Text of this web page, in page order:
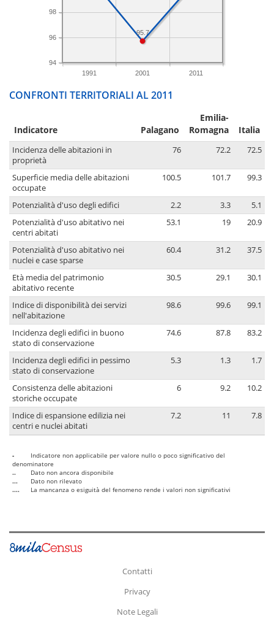
1991 2001 2011
94
96
98
95.7
CONFRONTI TERRITORIALI AL 2011
Indicatore Palagano
Emilia-
Romagna
Italia
Incidenza delle abitazioni in
proprietà
76 72.2 72.5
Superficie media delle abitazioni
occupate
100.5 101.7 99.3
Potenzialità d'uso degli edifici 2.2 3.3
5.1
Potenzialità d'uso abitativo nei
centri abitati
53.1 19 20.9
Potenzialità d'uso abitativo nei
nuclei e case sparse
60.4 31.2 37.5
Età media del patrimonio
abitativo recente
30.5 29.1 30.1
Indice di disponibilità dei servizi
nell'abitazione
98.6 99.6 99.1
Incidenza degli edifici in buono
stato di conservazione
74.6 87.8 83.2
Incidenza degli edifici in pessimo
stato di conservazione
5.3 1.3 1.7
Consistenza delle abitazioni
storiche occupate
6 9.2 10.2
Indice di espansione edilizia nei
centri e nuclei abitati
7.2 11 7.8
-
Indicatore non applicabile per valore nullo o poco significativo del
denominatore
..
Dato non ancora disponibile
...
Dato non rilevato
....
La mancanza o esiguità del fenomeno rende i valori non significativi
Contatti
Privacy
Note Legali